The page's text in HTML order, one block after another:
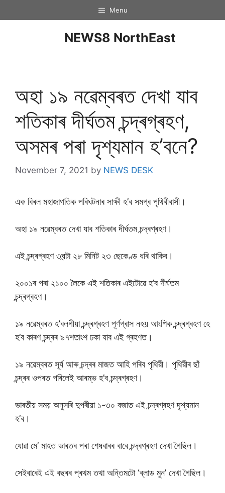
Menu
NEWS8 NorthEast
অহা ১৯ নৱেম্বৰত দেখা যাব
শতিকাৰ দীৰ্ঘতম চন্দ্ৰগ্ৰহণ,
অসমৰ পৰা দৃশ্যমান হ’বনে?
November 7, 2021 by NEWS DESK
এক বিৰল মহাজাগতিক পৰিঘটনাৰ সাক্ষী হ’ব সমগ্ৰ পৃথিবীবাসী।
অহা ১৯ নৱেম্বৰত দেখা যাব শতিকাৰ দীৰ্ঘতম চন্দ্ৰগ্ৰহণ।
এই চন্দ্ৰগ্ৰহণ ৩ঘন্টা ২৮ মিনিট ২৩ ছেকেণ্ড ধৰি থাকিব।
২০০১ৰ পৰা ২১০০ লৈকে এই শতিকাৰ এইটোৱে হ’ব দীৰ্ঘতম
চন্দ্ৰগ্ৰহণ।
১৯ নৱেম্বৰত হ’বলগীয়া চন্দ্ৰগ্ৰহণ পূৰ্ণগ্ৰাস নহয় আংশিক চন্দ্ৰগ্ৰহণ হে
হ’ব কাৰণ চন্দ্ৰৰ ৯৭শতাংশ ঢকা যাব এই গ্ৰহণত।
১৯ নৱেম্বৰত সূৰ্য আৰু চন্দ্ৰৰ মাজত আহি পৰিব পৃথিৱী। পৃথিৱীৰ ছাঁ
চন্দ্ৰৰ ওপৰত পৰিলেই আৰম্ভ হ’ব চন্দ্ৰগ্ৰহণ।
ভাৰতীয় সময় অনুসৰি দুপৰীয়া ১-৩০ বজাত এই চন্দ্ৰগ্ৰহণ দৃশ্যমান
হ’ব।
যোৱা মে’ মাহত ভাৰতৰ পৰা শেষবাৰৰ বাবে চন্দ্ৰগ্ৰহণ দেখা গৈছিল।
সেইবাৰেই এই বছৰৰ প্ৰথম তথা অন্তিমটো ‘ব্লাড মুন’ দেখা গৈছিল।